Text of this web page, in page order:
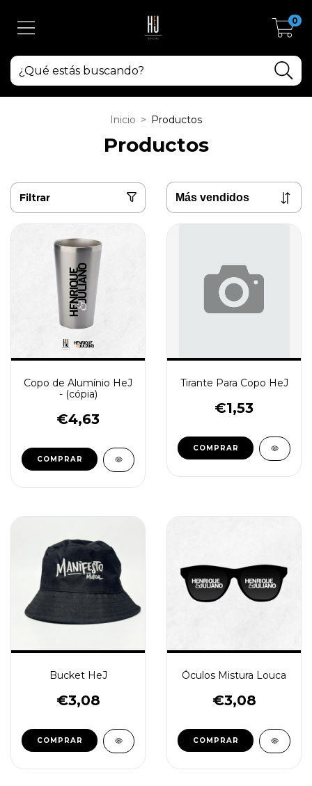
0
Inicio > Productos
Productos
Filtrar
Copo de Alumínio HeJ
- (cópia)
€4,63
COMPRAR
Tirante Para Copo HeJ
€1,53
Bucket HeJ
€3,08
COMPRAR
Óculos Mistura Louca
€3,08